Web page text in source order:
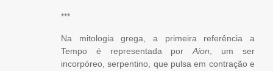
***
Na mitologia grega, a primeira referência a
Tempo é representada porAion , um ser
incorpóreo, serpentino, que pulsa em contração e